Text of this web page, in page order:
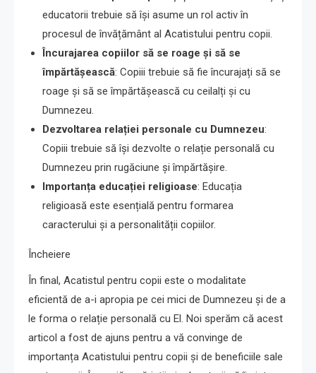
educatorii trebuie să își asume un rol activ în
procesul de învățământ al Acatistului pentru copii.
Încurajarea copiilor să se roage și să se
împărtășească: Copiii trebuie să fie încurajați să se
roage și să se împărtășească cu ceilalți și cu
Dumnezeu.
Dezvoltarea relației personale cu Dumnezeu:
Copiii trebuie să își dezvolte o relație personală cu
Dumnezeu prin rugăciune și împărtășire.
Importanța educației religioase: Educația
religioasă este esențială pentru formarea
caracterului și a personalității copiilor.
Încheiere
În final, Acatistul pentru copii este o modalitate
eficientă de a-i apropia pe cei mici de Dumnezeu și de a
le forma o relație personală cu El. Noi sperăm că acest
articol a fost de ajuns pentru a vă convinge de
importanța Acatistului pentru copii și de beneficiile sale